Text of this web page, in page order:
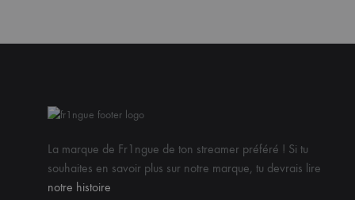
La marque de Fr1ngue de ton streamer préféré ! Si tu
souhaites en savoir plus sur notre marque, tu devrais lire
notre histoire